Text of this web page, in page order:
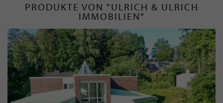
PRODUKTE VON "ULRICH & ULRICH
IMMOBILIEN"